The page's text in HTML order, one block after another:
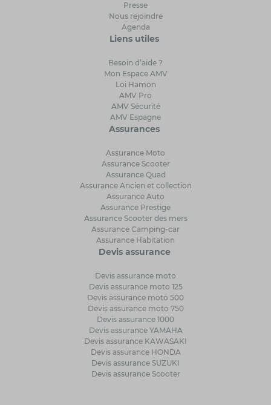
Presse
Nous rejoindre
Agenda
Liens utiles
Besoin d’aide ?
Mon Espace AMV
Loi Hamon
AMV Pro
AMV Sécurité
AMV Espagne
Assurances
Assurance Moto
Assurance Scooter
Assurance Quad
Assurance Ancien et collection
Assurance Auto
Assurance Prestige
Assurance Scooter des mers
Assurance Camping-car
Assurance Habitation
Devis assurance
Devis assurance moto
Devis assurance moto 125
Devis assurance moto 500
Devis assurance moto 750
Devis assurance 1000
Devis assurance YAMAHA
Devis assurance KAWASAKI
Devis assurance HONDA
Devis assurance SUZUKI
Devis assurance Scooter